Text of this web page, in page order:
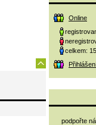
Online
celkem: 15
podpořte